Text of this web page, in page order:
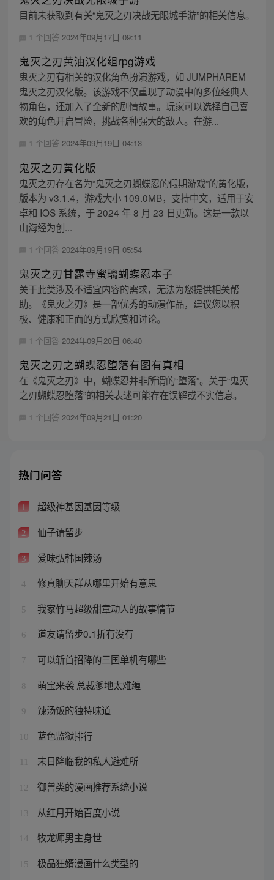
目前未获取到有关“鬼灭之刃决战无限城手游”的相关信息。
1 个回答 2024年09月17日 09:11
鬼灭之刃黄油汉化组rpg游戏
鬼灭之刃有相关的汉化角色扮演游戏，如 JUMPHAREM
鬼灭之刃汉化版。该游戏不仅重现了动漫中的多位经典人
物角色，还加入了全新的剧情故事。玩家可以选择自己喜
欢的角色开启冒险，挑战各种强大的敌人。在游...
1 个回答 2024年09月19日 04:13
鬼灭之刃黄化版
鬼灭之刃存在名为“鬼灭之刃蝴蝶忍的假期游戏”的黄化版，
版本为 v3.1.4，游戏大小 109.0MB，支持中文，适用于安
卓和 IOS 系统，于 2024 年 8 月 23 日更新。这是一款以
山海经为创...
1 个回答 2024年09月19日 05:54
鬼灭之刃甘露寺蜜璃蝴蝶忍本子
关于此类涉及不适宜内容的需求，无法为您提供相关帮
助。《鬼灭之刃》是一部优秀的动漫作品，建议您以积
极、健康和正面的方式欣赏和讨论。
1 个回答 2024年09月20日 06:40
鬼灭之刃之蝴蝶忍堕落有图有真相
在《鬼灭之刃》中，蝴蝶忍并非所谓的“堕落”。关于“鬼灭
之刃蝴蝶忍堕落”的相关表述可能存在误解或不实信息。
1 个回答 2024年09月21日 01:20
热门问答
1 超级神基因基因等级
2 仙子请留步
3 爱味弘韩国辣汤
4 修真聊天群从哪里开始有意思
5 我家竹马超级甜章动人的故事情节
6 道友请留步0.1折有没有
7 可以斩首招降的三国单机有哪些
8 萌宝来袭 总裁爹地太难缠
9 辣汤饭的独特味道
10 蓝色监狱排行
末日降临我的私人避难所
12 御兽类的漫画推荐系统小说
13 从红月开始百度小说
14 牧龙师男主身世
15 极品狂婿漫画什么类型的